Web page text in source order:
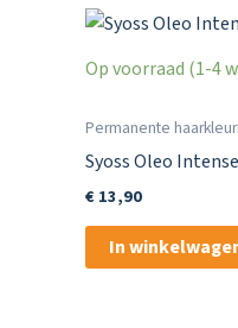
Op voorraad (1-4
Permanente
Syoss Oleo
€13,90
In